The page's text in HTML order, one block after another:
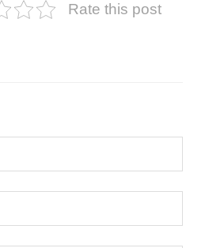
Rate this post